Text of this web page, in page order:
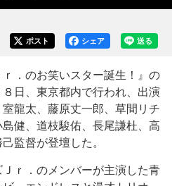
送る
シェア
ポスト
．のお笑いスター誕生！』の
日、東京都内で行われ、出演
龍太、藤原丈一郎、草間リチ
健、道枝駿佑、長尾謙杜、高
監督が登壇した。
ｒ．のメンバーが主演した青